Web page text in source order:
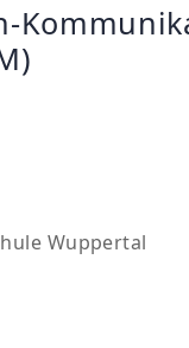
Wuppertal